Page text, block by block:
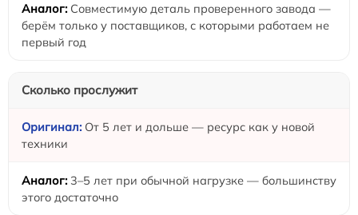
Совместимую деталь проверенного завода —
берём только у поставщиков, с которыми работаем не
первый год
Сколько прослужит
От 5 лет и дольше — ресурс как у новой
техники
3–5 лет при обычной нагрузке — большинству
этого достаточно